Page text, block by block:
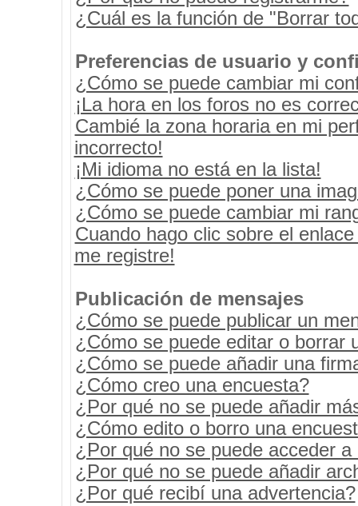
¿Cuál es la función de "Borrar
Preferencias de usuario y
¿Cómo se puede cambiar mi
¡La hora en los foros no es
Cambié la zona horaria en mi
incorrecto!
¡Mi idioma no está en la lista!
¿Cómo se puede poner una
¿Cómo se puede cambiar mi
Cuando hago clic sobre el
me registre!
Publicación de mensajes
¿Cómo se puede publicar un
¿Cómo se puede editar o borrar
¿Cómo se puede añadir una
¿Cómo creo una encuesta?
¿Por qué no se puede añadir
¿Cómo edito o borro una
¿Por qué no se puede acceder a
¿Por qué no se puede añadir
¿Por qué recibí una advertencia?